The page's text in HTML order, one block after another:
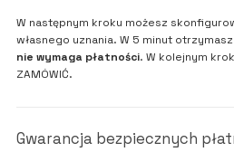
W następnym kroku możesz
własnego uznania. W 5 minut otrzymasz
nie wymaga płatności. W kolejnym
ZAMÓWIĆ.
Gwarancja bezpiecznych